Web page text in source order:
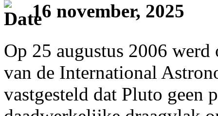
16 november, 2025
Op 25 augustus 2006 werd
van de International
vastgesteld dat Pluto geen